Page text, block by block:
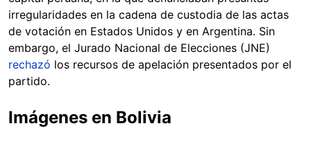
irregularidades en la cadena de custodia de las actas
de votación en Estados Unidos y en Argentina. Sin
embargo, el Jurado Nacional de Elecciones (JNE)
rechazó los recursos de apelación presentados por el
partido.
Imágenes en Bolivia